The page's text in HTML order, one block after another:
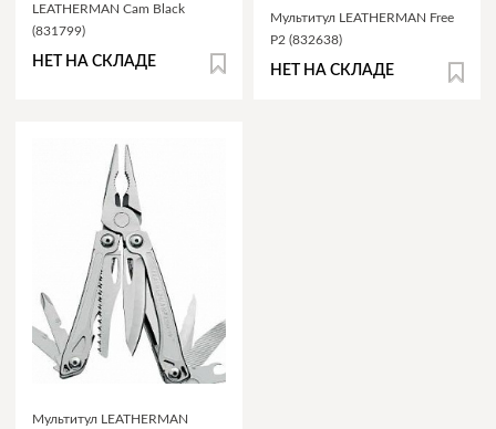
LEATHERMAN Cam Black
(831799)
НЕТ НА СКЛАДЕ
Мультитул LEATHERMAN Free
P2 (832638)
НЕТ НА СКЛАДЕ
Мультитул LEATHERMAN